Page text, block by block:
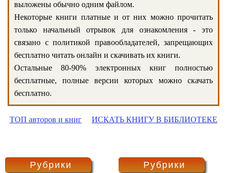
выложены обычно одним файлом.
Некоторые книги платные и от них можно прочитать
только начальный отрывок для ознакомления - это
связано с политикой правообладателей, запрещающих
бесплатно читать онлайн и скачивать их книги.
Остальные 80-90% электронных книг полностью
бесплатные, полные версии которых можно скачать
бесплатно.
ТОП авторов и книг ИСКАТЬ КНИГУ В БИБЛИОТЕКЕ
Рубрики Рубрики